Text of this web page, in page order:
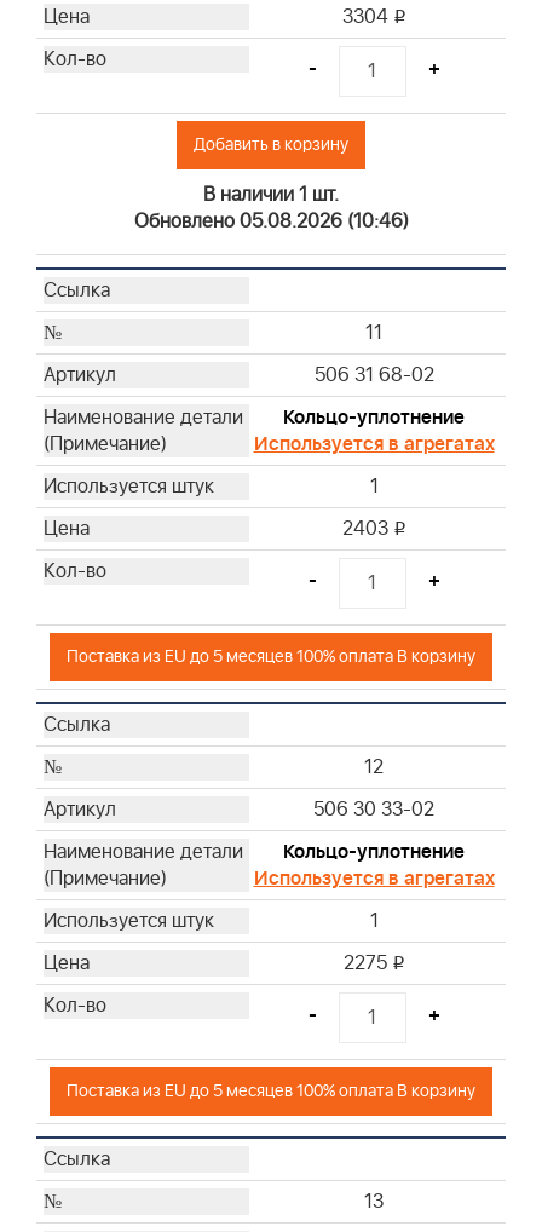
3304 i
- +
Добавить в корзину
В наличии 1 шт.
Обновлено 05.08.2026 (10:46)
11
506 31 68-02
Кольцо-уплотнение
Используется в агрегатах
1
2403 i
- +
Поставка из EU до 5 месяцев 100% оплата В корзину
12
506 30 33-02
Кольцо-уплотнение
Используется в агрегатах
1
2275 i
- +
Поставка из EU до 5 месяцев 100% оплата В корзину
13